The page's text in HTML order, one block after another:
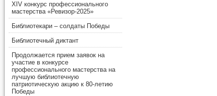
XIV конкурс профессионального
мастерства «Ревизор-2025»
Библиотекари – солдаты Победы
Библиотечный диктант
Продолжается прием заявок на
участие в конкурсе
профессионального мастерства на
лучшую библиотечную
патриотическую акцию к 80-летию
Победы